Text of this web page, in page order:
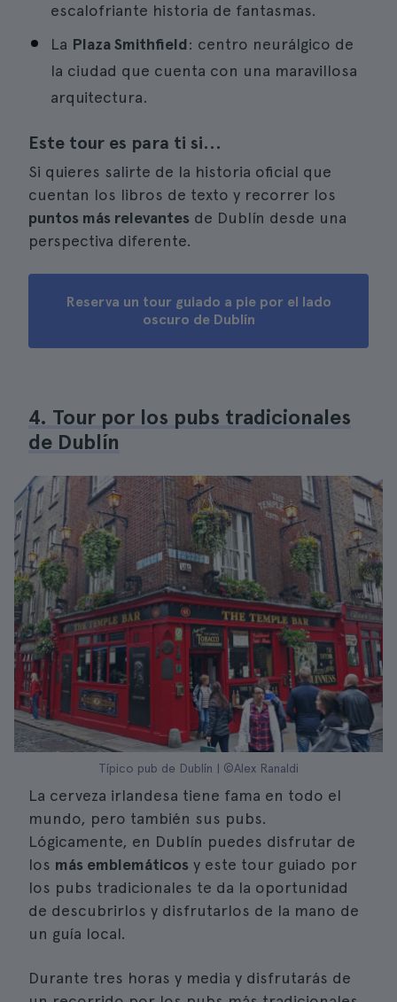
escalofriante historia de fantasmas.
La Plaza Smithfield: centro neurálgico de
la ciudad que cuenta con una maravillosa
arquitectura.
Este tour es para ti si...
Si quieres salirte de la historia oficial que
cuentan los libros de texto y recorrer los
puntos más relevantes de Dublín desde una
perspectiva diferente.
Reserva un tour guiado a pie por el lado
oscuro de Dublín
4. Tour por los pubs tradicionales
de Dublín
Típico pub de Dublín | ©Alex Ranaldi
La cerveza irlandesa tiene fama en todo el
mundo, pero también sus pubs.
Lógicamente, en Dublín puedes disfrutar de
los más emblemáticos y este tour guiado por
los pubs tradicionales te da la oportunidad
de descubrirlos y disfrutarlos de la mano de
un guía local.
Durante tres horas y media y disfrutarás de